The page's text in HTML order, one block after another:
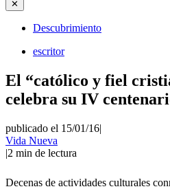
✕
Descubrimiento
escritor
El “católico y fiel
celebra su IV
publicado el 15/01/16|
Vida Nueva
|2 min de lectura
Decenas de actividades culturales